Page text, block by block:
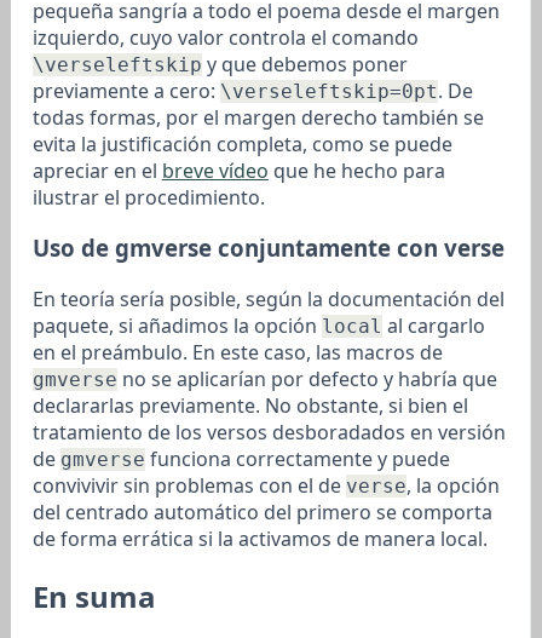
pequeña sangría a todo el poema desde el margen
izquierdo, cuyo valor controla el comando
\verseleftskip y que debemos poner
previamente a cero: \verseleftskip=0pt. De
todas formas, por el margen derecho también se
evita la justificación completa, como se puede
apreciar en el breve vídeo que he hecho para
ilustrar el procedimiento.
Uso de gmverse conjuntamente con verse
En teoría sería posible, según la documentación del
paquete, si añadimos la opción local al cargarlo
en el preámbulo. En este caso, las macros de
gmverse no se aplicarían por defecto y habría que
declararlas previamente. No obstante, si bien el
tratamiento de los versos desboradados en versión
de gmverse funciona correctamente y puede
convivivir sin problemas con el de verse, la opción
del centrado automático del primero se comporta
de forma errática si la activamos de manera local.
En suma